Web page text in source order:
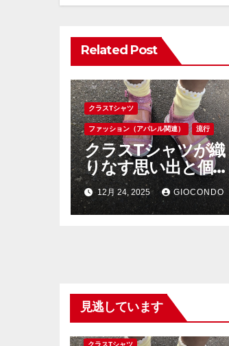
シ
ョ
ン
Related Post
クラスTシャツ
ファッション（アパレル関連） 流行
クラスTシャツが織
りなす思い出と個性
が彩る学校行事の新
しい風
12月 24, 2025 GIOCONDO
見逃しています